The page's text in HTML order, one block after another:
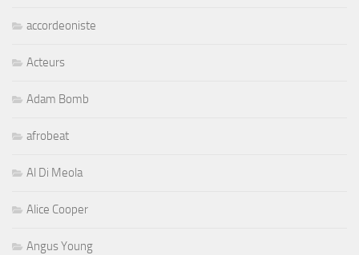
accordeoniste
Acteurs
Adam Bomb
afrobeat
Al Di Meola
Alice Cooper
Angus Young